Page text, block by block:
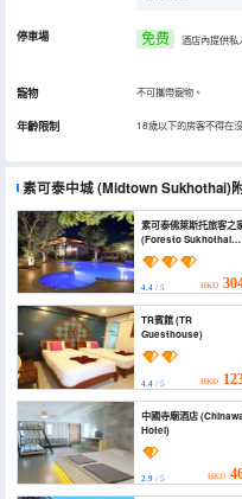
停車場 免费 酒店內提供私
寵物 不可攜帶寵物。
年齡限制 18歲以下的房客不得在
素可泰中城(Midtown Sukhothai)
素可泰佛萊斯托旅客之
(Foresto Sukhothai
Guesthome)
4.4 / 5 HKD
TR賓館 (TR
Guesthouse)
4.4 / 5 HKD
中國寺廟酒店 (Chinawat
Hotel)
2.9 / 5 HKD